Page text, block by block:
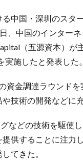
中国・深圳のスタ
、中国のインター
（五源資本）が
施したと発表した。
資金調達ラウンド
技術の開発などに充
などの技術を駆使
供することに注力
てきた。